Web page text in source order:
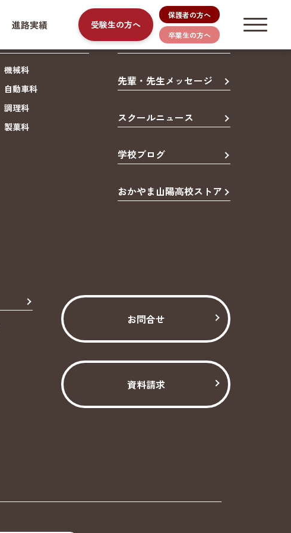
進路実績 受験生の方へ
保護者の方へ
卒業生の方へ
機械科
自動車科
調理科
製菓科
オープンスクール
先輩・先生メッセージ
スクールニュース
学校ブログ
おかやま山陽高校ストア
お問合せ
資料請求